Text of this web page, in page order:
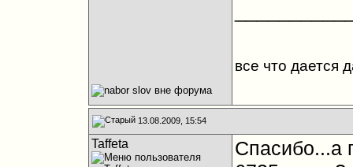
все что дается
13.08.2009, 15:54
Taffeta
Спасибо...а